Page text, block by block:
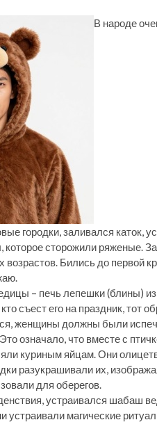
В народе
городки, заливался каток,
сторожили ряженые.
Бились до первой
– печь лепешки (блины)
съест его на праздник, тот
женщины должны были
означало, что вместе с
куриным яйцам. Они
разукрашивали их,
для оберегов.
устраивался шабаш
устраивали магические